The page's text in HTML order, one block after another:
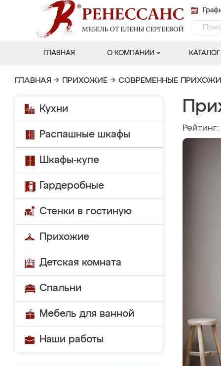
ГЛАВНАЯ О КОМПАНИИ КАТАЛОГ
ГЛАВНАЯ → ПРИХОЖИЕ → СОВРЕМЕННЫЕ
Кухни
Распашные шкафы
Шкафы-купе
Гардеробные
Стенки в гостиную
Прихожие
Детская комната
Спальни
Мебель для ванной
Наши работы
Рейтинг: